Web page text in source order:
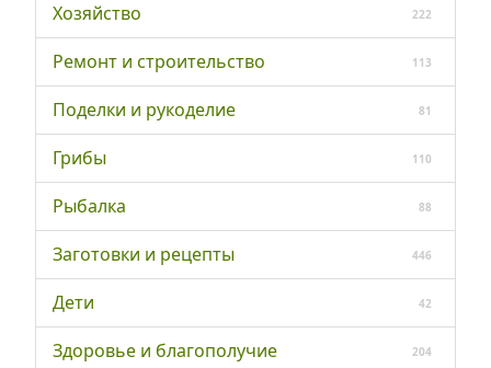
Хозяйство 222
Ремонт и строительство 113
Поделки и рукоделие 81
Грибы 110
Рыбалка 88
Заготовки и рецепты 446
Дети 42
Здоровье и благополучие 204